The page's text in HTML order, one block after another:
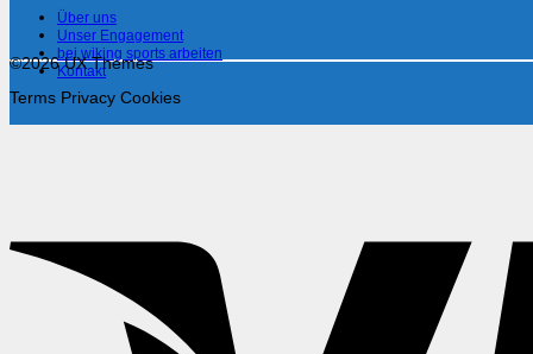
Über uns
Unser Engagement
bei wiking sports arbeiten
Kontakt
©2026 UX Themes
Terms Privacy Cookies